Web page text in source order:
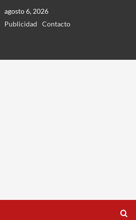
agosto 6, 2026
Publicidad
Contacto